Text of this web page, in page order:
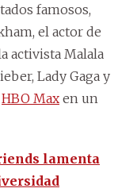
famosos,
el actor de
activista Malala
Lady Gaga y
HBO Max en un
lamenta